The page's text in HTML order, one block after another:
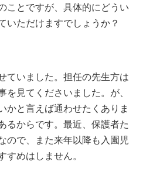
ことですが、具体的にどうい
いただけますでしょうか？
ていました。担任の先生方は
を見てくださいました。が、
かと言えば通わせたくありま
るからです。最近、保護者た
ので、また来年以降も入園児
めはしません。